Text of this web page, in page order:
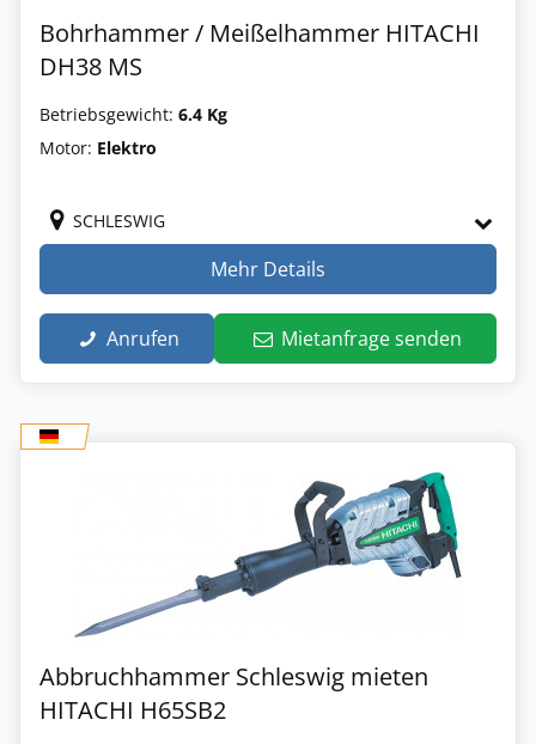
Bohrhammer / Meißelhammer HITACHI
DH38 MS
Betriebsgewicht: 6.4 Kg
Motor: Elektro
SCHLESWIG
Mehr Details
Anrufen Mietanfrage senden
Abbruchhammer Schleswig mieten
HITACHI H65SB2